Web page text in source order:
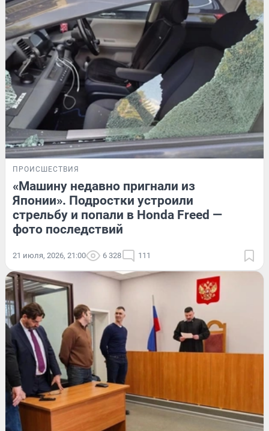
ПРОИСШЕСТВИЯ
«Машину недавно пригнали из
Японии». Подростки устроили
стрельбу и попали в Honda Freed —
фото последствий
21 июля, 2026, 21:00 6 328 111